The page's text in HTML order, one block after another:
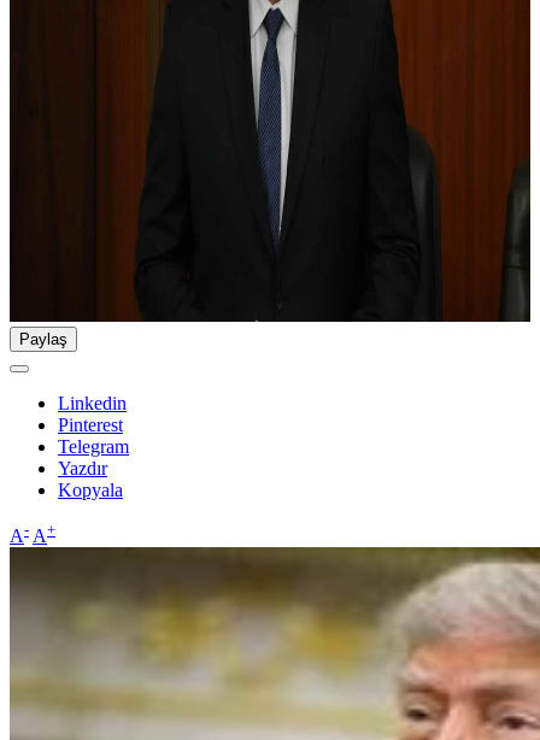
Paylaş
Linkedin
Pinterest
Telegram
Yazdır
Kopyala
A- A+